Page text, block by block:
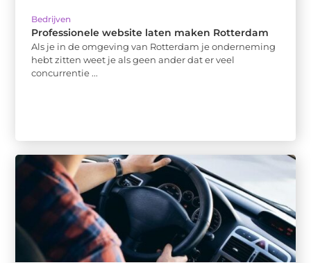
Bedrijven
Professionele website laten maken Rotterdam
Als je in de omgeving van Rotterdam je onderneming
hebt zitten weet je als geen ander dat er veel
concurrentie ...